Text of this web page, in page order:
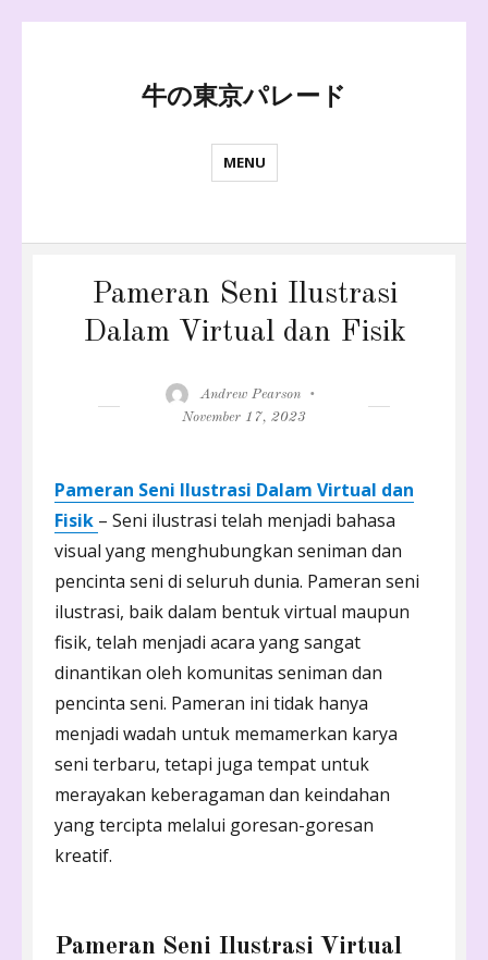
牛の東京パレード
MENU
Pameran Seni Ilustrasi
Dalam Virtual dan Fisik
Author
Andrew Pearson
November 17, 2023
Pameran Seni Ilustrasi Dalam Virtual dan
Fisik – Seni ilustrasi telah menjadi bahasa
visual yang menghubungkan seniman dan
pencinta seni di seluruh dunia. Pameran seni
ilustrasi, baik dalam bentuk virtual maupun
fisik, telah menjadi acara yang sangat
dinantikan oleh komunitas seniman dan
pencinta seni. Pameran ini tidak hanya
menjadi wadah untuk memamerkan karya
seni terbaru, tetapi juga tempat untuk
merayakan keberagaman dan keindahan
yang tercipta melalui goresan-goresan
kreatif.
Pameran Seni Ilustrasi Virtual